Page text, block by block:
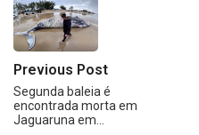
Previous Post
Segunda baleia é
encontrada morta em
Jaguaruna em…